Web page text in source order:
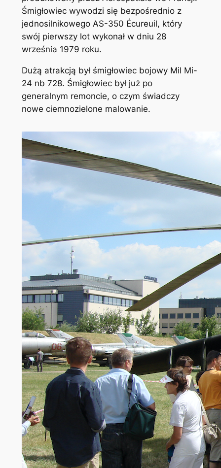
Śmigłowiec wywodzi się bezpośrednio z
jednosilnikowego AS-350 Écureuil, który
swój pierwszy lot wykonał w dniu 28
września 1979 roku.
Dużą atrakcją był śmigłowiec bojowy Mil Mi-
24 nb 728. Śmigłowiec był już po
generalnym remoncie, o czym świadczy
nowe ciemnozielone malowanie.